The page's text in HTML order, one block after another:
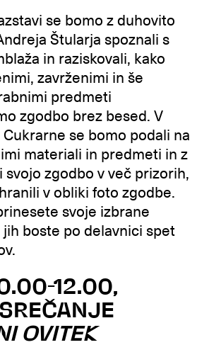
se bomo z duhovito
Štularja spoznali s
in raziskovali, kako
zavrženimi in še
predmeti
zgodbo brez besed. V
se bomo podali na
materiali in predmeti in z
svojo zgodbo v več prizorih,
v obliki foto zgodbe.
svoje izbrane
boste po delavnici spet
12.00,
OVITEK